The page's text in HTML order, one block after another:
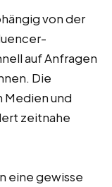
von der
auf Anfragen
Die
Medien und
zeitnahe
eine gewisse